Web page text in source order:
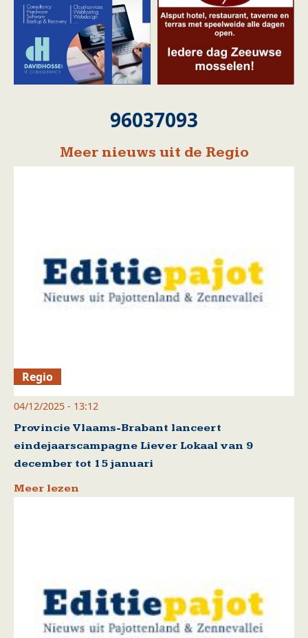
96037093
Meer nieuws uit de Regio
Regio
04/12/2025 - 13:12
Provincie Vlaams-Brabant lanceert
eindejaarscampagne Liever Lokaal van 9
december tot 15 januari
Meer lezen